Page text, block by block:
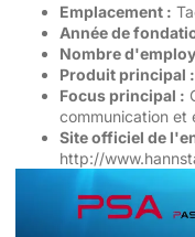
Emplacement :
Année de
Nombre
Produit principal :
Focus principal :
communication et
Site officiel de
http://